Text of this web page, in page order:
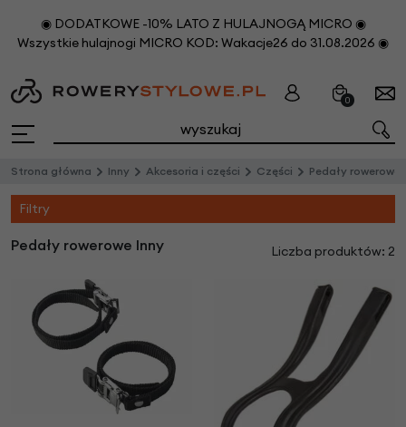
◉ DODATKOWE -10% LATO Z HULAJNOGĄ MICRO ◉
Wszystkie hulajnogi MICRO KOD: Wakacje26 do 31.08.2026 ◉
0
Strona główna Inny Akcesoria i części Części Pedały rowerowe
Filtry
Pedały rowerowe Inny Liczba produktów: 2